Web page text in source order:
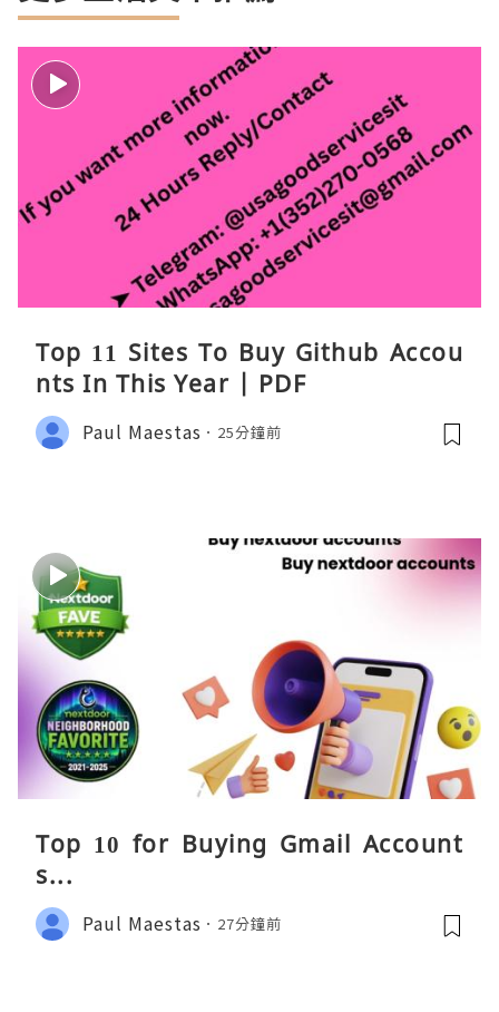
Top 11 Sites To Buy Github Accou
nts In This Year | PDF
Paul Maestas 25分鐘前
Top 10 for Buying Gmail Account
s...
Paul Maestas 27分鐘前